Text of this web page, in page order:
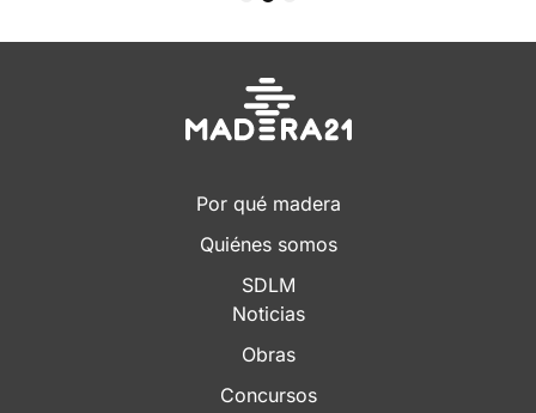
Por qué madera
Quiénes somos
SDLM
Noticias
Obras
Concursos